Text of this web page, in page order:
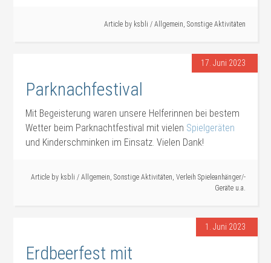
Article by ksbli / Allgemein, Sonstige Aktivitäten
17. Juni 2023
Parknachfestival
Mit Begeisterung waren unsere Helferinnen bei bestem
Wetter beim Parknachtfestival mit vielen Spielgeräten
und Kinderschminken im Einsatz. Vielen Dank!
Article by ksbli / Allgemein, Sonstige Aktivitäten, Verleih Spieleanhänger/-
Geräte u.a.
1. Juni 2023
Erdbeerfest mit